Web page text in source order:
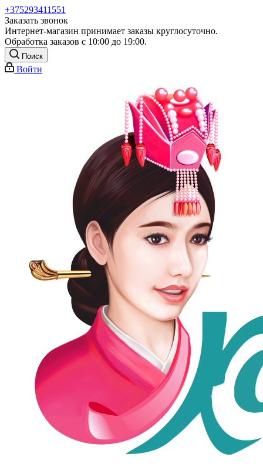
+375293411551
Заказать звонок
Интернет-магазин принимает заказы круглосуточно.
Обработка заказов с 10:00 до 19:00.
Поиск
Войти